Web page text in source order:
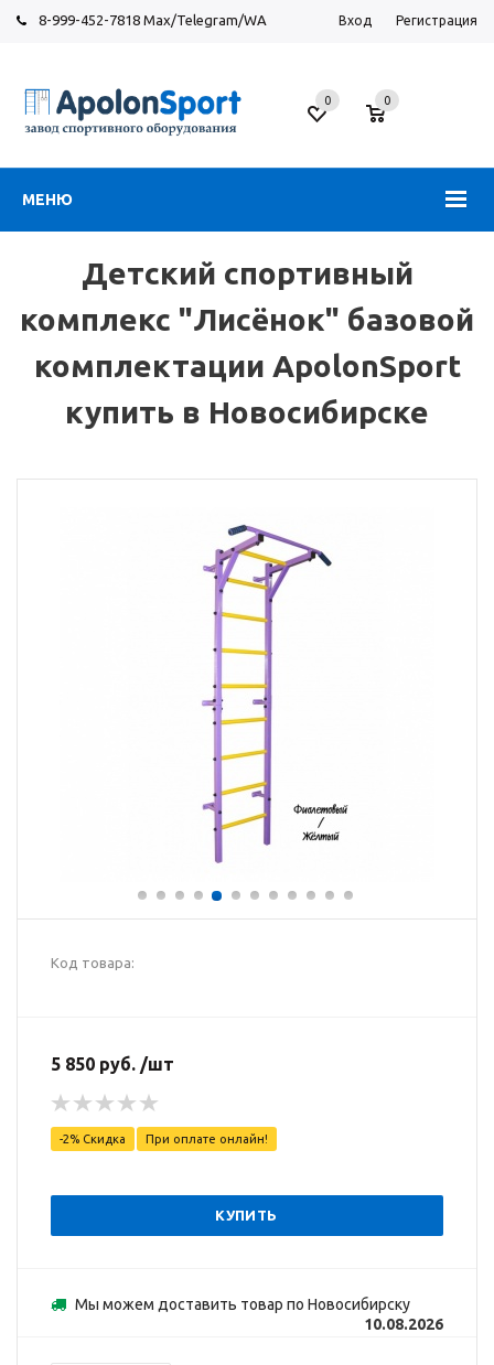
8-999-452-7818 Max/Telegram/WA Вход Регистрация
МЕНЮ
Новосибирск
ул.
0
0
Детский спортивный
комплекс "Лисёнок" базовой
комплектации ApolonSport
купить в Новосибирске
Код товара:
5 850 руб. /шт
-2% Скидка При оплате онлайн!
КУПИТЬ
Мы можем доставить товар по Новосибирску
10.08.2026